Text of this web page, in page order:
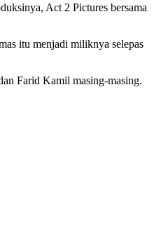
Act 2 Pictures bersama
itu menjadi miliknya selepas
Farid Kamil masing-masing.